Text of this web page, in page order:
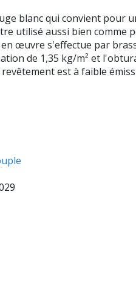
blanc qui convient pour
utilisé aussi bien comme
œuvre s'effectue par
de 1,35 kg/m² et
est à faible